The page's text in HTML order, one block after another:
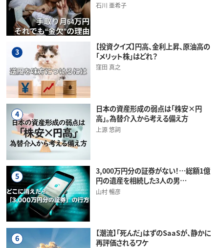
石川 亜希子
3
【投資クイズ】円高、金利上昇、原油高の
「メリット株」はどれ？
窪田 真之
4
日本の資産形成の弱点は「株安×円
高」。為替介入から考える備え方
上源 悠詞
5
3,000万円分の証券がない！…総額1億
円の遺産を相続した3人の男…
山村 暢彦
6
【潮流】「死んだ」はずのSaaSが、静かに
再評価されるワケ